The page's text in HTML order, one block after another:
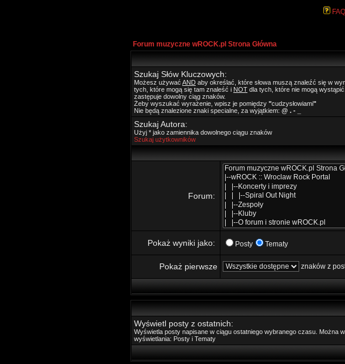
FAQ
Forum muzyczne wROCK.pl Strona Główna
Szukaj Słów Kluczowych:
Możesz używać AND aby określać, które słowa muszą znaleźć się w
tych, które mogą się tam znaleść i NOT dla tych, które nie mogą
zastępuje dowolny ciąg znaków.
Żeby wyszukać wyrażenie, wpisz je pomiędzy "cudzysłowiami"
Nie będą znalezione znaki specialne, za wyjątkiem: @ . - _
Szukaj Autora:
Użyj * jako zamiennika dowolnego ciągu znaków
Szukaj użytkowników
Forum:
Pokaż wyniki jako: Posty Tematy
Pokaż pierwsze znaków z
Wyświetl posty z ostatnich:
Wyświetla posty napisane w ciągu ostatniego wybranego czasu. Można
wyświetlania: Posty i Tematy